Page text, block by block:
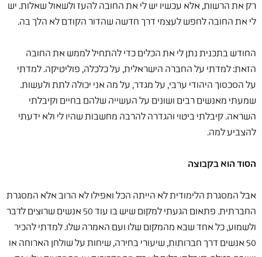
רק את הרשות, אלא עכשיו יש לי את החובה להעז ולשאול שאלות. יש
לי את החובה לחפש לעצמי דרך חדשה שהדור הקודם לא הלך בה.
החודש בתכנית נתן לי את הכלים כדי להתחיל לממש את החובה
הזאת: למדתי על החברה הישראלית, על כלכלה, פוליטיקה. למדתי
על הסכסוך היהודי ערבי, על מגדר, על מה אני יכולה לתת ולעשות.
שמעתי מאנשים רבים ושונים על העשייה שלהם בחיים וקיבלתי
השראה. קיבלתי ביטוי והגדרה להרבה מחשבות שהיו לי ולא ידעתי
להצביע למה.
הסוד הוא בקבוצה
אבל המסגרת הלימודית לא הייתה הכל ואפילו לא הרוב אלא המסגרת
החברתית. פתאום הגעתי למקום שיש בו עוד 50 אנשים שרוצים לדבר
ולשמוע, כל אחד שבא מהמקום שלו ועם האמרה שלו. למדתי להכיר
50 אנשים דרך חברותות, שיעורי בחירה, שיחות על שולחן הארוחה או